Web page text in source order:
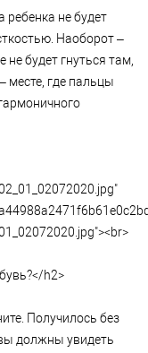
ребенка не будет
Наоборот –
будет гнуться там,
месте, где пальцы
h2>
Получилось без
должны увидеть